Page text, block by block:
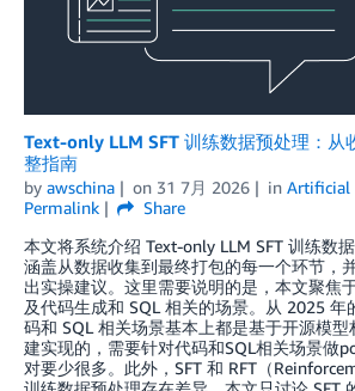
Text-only LLM SFT 训练数据预处理：从
整指南
by awschina on 31 7月 2026 in Artificial
Permalink
Share
本文将系统介绍 Text-only LLM SFT 训练数
涵盖从数据收集到最终打包的每一个环节，
出实操建议。这里需要说明的是，本文聚焦
及代码生成和 SQL 相关的场景。从 2025 年
码和 SQL 相关场景基本上都是基于开源模
建实现的，需要针对代码和SQL相关场景做
对要少很多。此外，SFT 和 RFT（